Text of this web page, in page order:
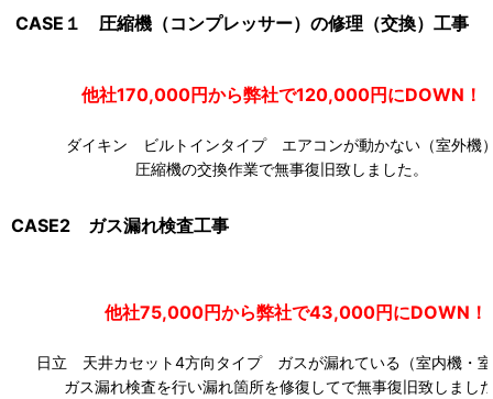
CASE１ 圧縮機（コンプレッサー）の修理（交換）工事
他社170,000円から弊社で120,000円に
ダイキン ビルトインタイプ エアコンが動かない（室外機
圧縮機の交換作業で無事復旧致しました。
CASE2 ガス漏れ検査工事
他社75,000円から弊社で43,000円にDOWN！
日立 天井カセット4方向タイプ ガスが漏れている（室内機・
ガス漏れ検査を行い漏れ箇所を修復してで無事復旧致しまし